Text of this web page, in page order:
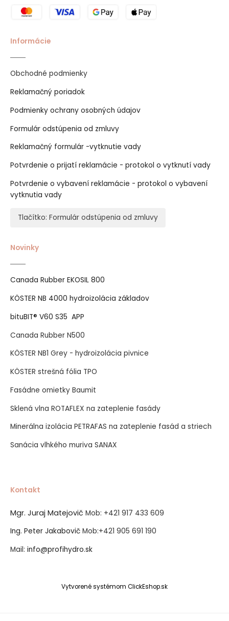
Informácie
Obchodné podmienky
Reklamačný poriadok
Podmienky ochrany osobných údajov
Formulár odstúpenia od zmluvy
Reklamačný formulár -vytknutie vady
Potvrdenie o prijatí reklamácie - protokol o vytknutí vady
Potvrdenie o vybavení reklamácie - protokol o vybavení
vytknutia vady
Tlačítko: Formulár odstúpenia od zmluvy
Novinky
Canada Rubber EKOSIL 800
KÖSTER NB 4000 hydroizolácia základov
bituBIT® V60 S35 APP
Canada Rubber N500
KÖSTER NB1 Grey - hydroizolácia pivnice
KÖSTER strešná fólia TPO
Fasádne omietky Baumit
Sklená vlna ROTAFLEX na zateplenie fasády
Minerálna izolácia PETRAFAS na zateplenie fasád a striech
Sanácia vlhkého muriva SANAX
Kontakt
Mgr. Juraj Matejovič Mob: +421 917 433 609
Ing. Peter Jakabovič Mob:+421 905 691 190
Mail: info@profihydro.sk
Vytvorené systémom ClickEshop.sk